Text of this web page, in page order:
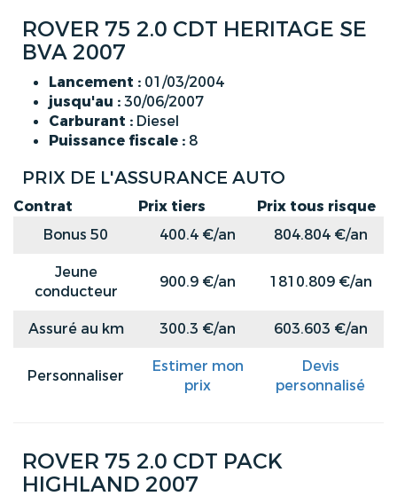
ROVER 75 2.0 CDT HERITAGE SE
BVA 2007
Lancement : 01/03/2004
jusqu'au :30/06/2007
Carburant : Diesel
Puissance fiscale : 8
PRIX DE L'ASSURANCE AUTO
Contrat Prix tiers
Prix tous risque
Bonus 50
400.4 €/an
804.804 €/an
Jeune
conducteur
900.9 €/an 1810.809 €/an
Assuré au km 300.3 €/an 603.603 €/an
Personnaliser
Estimer mon
prix
Devis
personnalisé
ROVER 75 2.0 CDT PACK
HIGHLAND 2007